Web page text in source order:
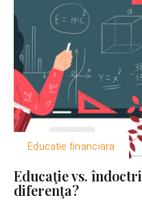
Educatie financiara
Educaţie vs.
diferenţa?